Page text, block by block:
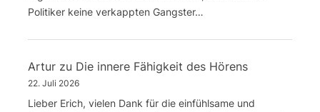
Politiker keine verkappten Gangster…
Artur zu Die innere Fähigkeit des Hörens
22. Juli 2026
Lieber Erich, vielen Dank für die einfühlsame und